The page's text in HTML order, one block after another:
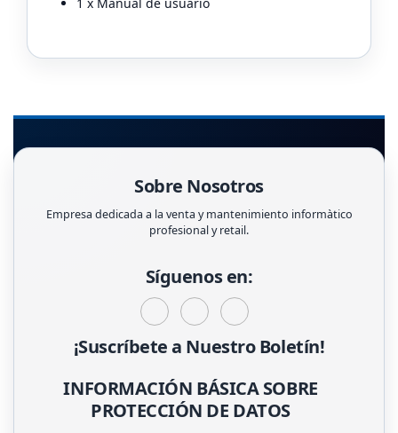
Sobre Nosotros
Empresa dedicada a la venta y mantenimiento informàtico
profesional y retail.
Síguenos en:
¡Suscríbete a Nuestro Boletín!
INFORMACIÓN BÁSICA SOBRE
PROTECCIÓN DE DATOS